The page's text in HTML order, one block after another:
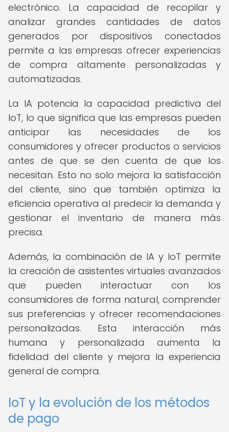
electrónico. La capacidad de recopilar y
analizar grandes cantidades de datos
generados por dispositivos conectados
permite a las empresas ofrecer experiencias
de compra altamente personalizadas y
automatizadas.
La IA potencia la capacidad predictiva del
IoT, lo que significa que las empresas pueden
anticipar las necesidades de los
consumidores y ofrecer productos o servicios
antes de que se den cuenta de que los
necesitan. Esto no solo mejora la satisfacción
del cliente, sino que también optimiza la
eficiencia operativa al predecir la demanda y
gestionar el inventario de manera más
precisa.
Además, la combinación de IA y IoT permite
la creación de asistentes virtuales avanzados
que pueden interactuar con los
consumidores de forma natural, comprender
sus preferencias y ofrecer recomendaciones
personalizadas. Esta interacción más
humana y personalizada aumenta la
fidelidad del cliente y mejora la experiencia
general de compra.
IoT y la evolución de los métodos
de pago